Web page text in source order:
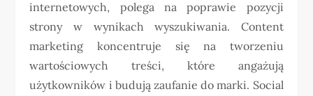
internetowych, polega na poprawie pozycji
strony w wynikach wyszukiwania. Content
marketing koncentruje się na tworzeniu
wartościowych treści, które angażują
użytkowników i budują zaufanie do marki. Social